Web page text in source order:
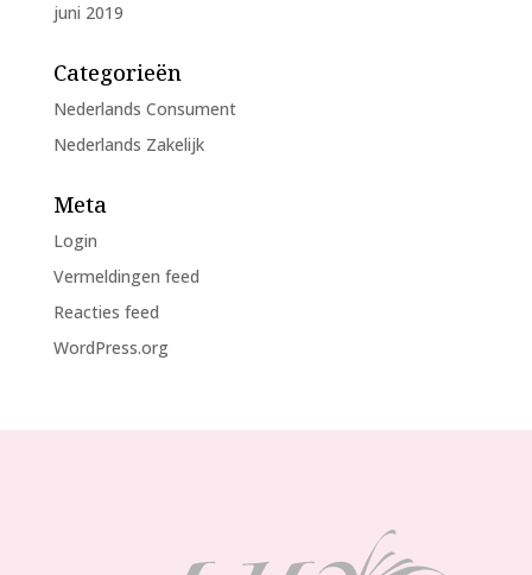
juni 2019
Categorieën
Nederlands Consument
Nederlands Zakelijk
Meta
Login
Vermeldingen feed
Reacties feed
WordPress.org